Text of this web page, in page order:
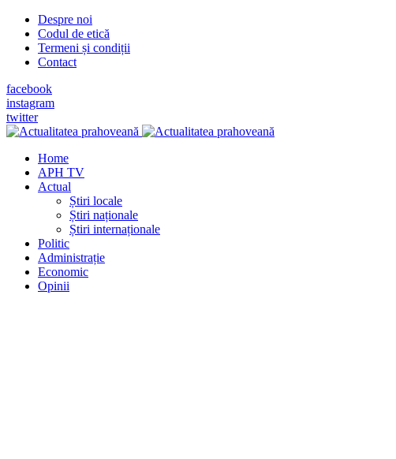
Despre noi
Codul de etică
Termeni și condiții
Contact
facebook
instagram
twitter
Home
APH TV
Actual
Știri locale
Știri naționale
Știri internaționale
Politic
Administrație
Economic
Opinii